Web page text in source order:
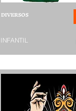
DIVERSOS
INFANTIL